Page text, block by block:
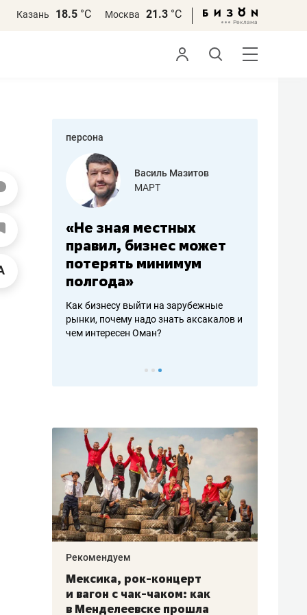
Казань 18.5 °С Москва 21.3 °С
персона
работа
Василь Мазитов
МАРТ
«Не зная местных
правил, бизнес может
потерять минимум
полгода»
Как бизнесу выйти на зарубежные
рынки, почему надо знать аксакалов и
чем интересен Оман?
Рекомендуем
Мексика, рок-концерт
и вагон с чак-чаком: как
в Менделеевске прошла